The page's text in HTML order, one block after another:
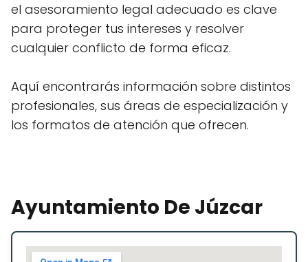
el asesoramiento legal adecuado es clave
para proteger tus intereses y resolver
cualquier conflicto de forma eficaz.
Aquí encontrarás información sobre distintos
profesionales, sus áreas de especialización y
los formatos de atención que ofrecen.
Ayuntamiento De Júzcar